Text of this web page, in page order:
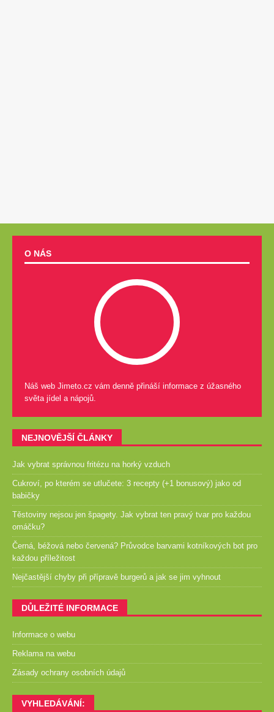
O NÁS
Náš web Jimeto.cz vám denně přináší informace z úžasného
světa jídel a nápojů.
NEJNOVĚJŠÍ ČLÁNKY
Jak vybrat správnou fritézu na horký vzduch
Cukroví, po kterém se utlučete: 3 recepty (+1 bonusový) jako od
babičky
Těstoviny nejsou jen špagety. Jak vybrat ten pravý tvar pro každou
omáčku?
Černá, béžová nebo červená? Průvodce barvami kotníkových bot pro
každou příležitost
Nejčastější chyby při přípravě burgerů a jak se jim vyhnout
DŮLEŽITÉ INFORMACE
Informace o webu
Reklama na webu
Zásady ochrany osobních údajů
VYHLEDÁVÁNÍ: